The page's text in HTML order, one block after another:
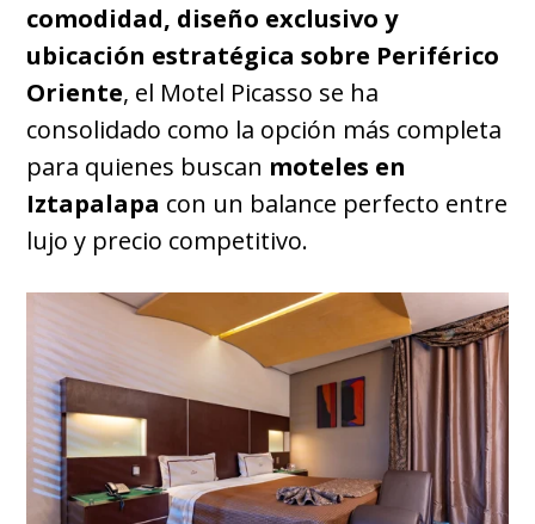
comodidad, diseño exclusivo y
ubicación estratégica sobre Periférico
Oriente, el Motel Picasso se ha
consolidado como la opción más completa
para quienes buscan moteles en
Iztapalapa con un balance perfecto entre
lujo y precio competitivo.